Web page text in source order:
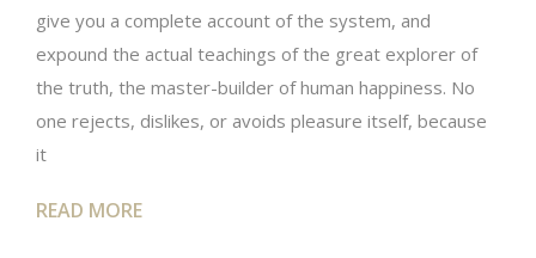
give you a complete account of the system, and
expound the actual teachings of the great explorer of
the truth, the master-builder of human happiness. No
one rejects, dislikes, or avoids pleasure itself, because
it
READ MORE